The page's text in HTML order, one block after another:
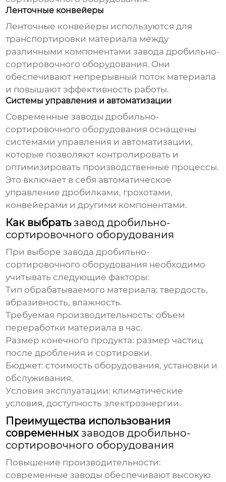
Ленточные конвейеры
Ленточные конвейеры используются для
транспортировки материала между
различными компонентамизавода дробильно-
сортировочного оборудования. Они
обеспечивают непрерывный поток материала
и повышают эффективность работы.
Системы управления и автоматизации
Современныезаводы дробильно-
сортировочного оборудования оснащены
системами управления и автоматизации,
которые позволяют контролировать и
оптимизировать производственные процессы.
Это включает в себя автоматическое
управление дробилками, грохотами,
конвейерами и другими компонентами.
Как выбратьзавод дробильно-
сортировочного оборудования
При выборезавода дробильно-
сортировочного оборудования необходимо
учитывать следующие факторы:
Тип обрабатываемого материала: твердость,
абразивность, влажность.
Требуемая производительность: объем
переработки материала в час.
Размер конечного продукта: размер частиц
после дробления и сортировки.
Бюджет: стоимость оборудования, установки и
обслуживания.
Условия эксплуатации: климатические
условия, доступность электроэнергии.
Преимущества использования
современныхзаводов дробильно-
сортировочного оборудования
Повышение производительности:
современные заводы обеспечивают высокую